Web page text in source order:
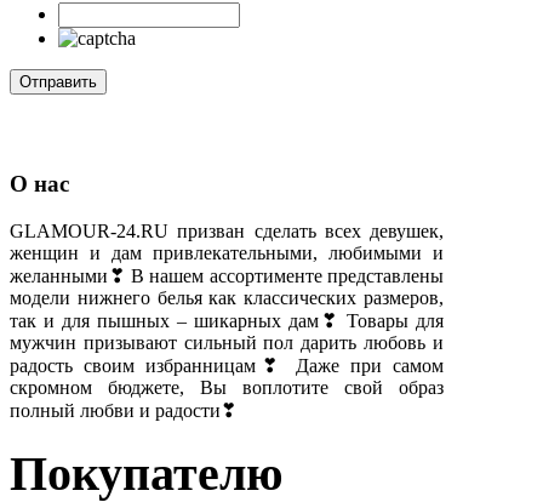
О нас
GLAMOUR-24.RU призван сделать всех девушек,
женщин и дам привлекательными, любимыми и
желанными❣ В нашем ассортименте представлены
модели нижнего белья как классических размеров,
так и для пышных – шикарных дам❣ Товары для
мужчин призывают сильный пол дарить любовь и
радость своим избранницам❣ Даже при самом
скромном бюджете, Вы воплотите свой образ
полный любви и радости❣
Покупателю